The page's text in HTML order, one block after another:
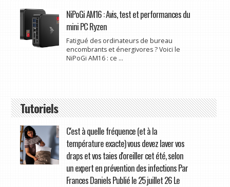
NiPoGi AM16 : Avis, test et performances du
mini PC Ryzen
Fatigué des ordinateurs de bureau
encombrants et énergivores ? Voici le
NiPoGi AM16 : ce ...
Tutoriels
C'est à quelle fréquence (et à la
température exacte) vous devez laver vos
draps et vos taies d'oreiller cet été, selon
un expert en prévention des infections Par
Frances Daniels Publié le 25 juillet 26 Le